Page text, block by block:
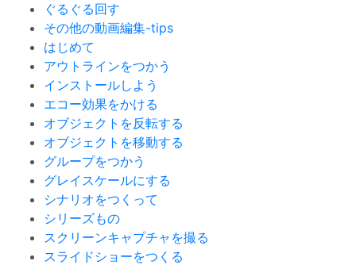
ぐるぐる回す
その他の動画編集-tips
はじめて
アウトラインをつかう
インストールしよう
エコー効果をかける
オブジェクトを反転する
オブジェクトを移動する
グループをつかう
グレイスケールにする
シナリオをつくって
シリーズもの
スクリーンキャプチャを撮る
スライドショーをつくる